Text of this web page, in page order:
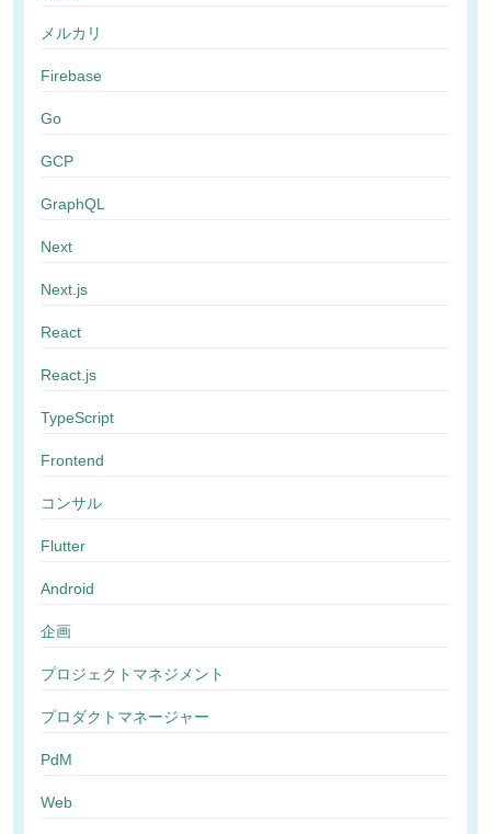
メルカリ
Firebase
Go
GCP
GraphQL
Next
Next.js
React
React.js
TypeScript
Frontend
コンサル
Flutter
Android
企画
プロジェクトマネジメント
プロダクトマネージャー
PdM
Web